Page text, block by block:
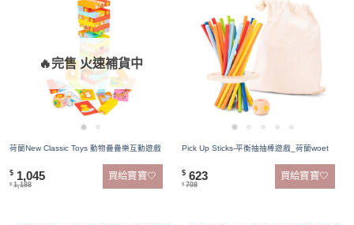
🔥完售 火速補貨中
荷蘭New Classic Toys 動物疊疊樂互動遊戲
$ 1,045
$ 1,188
買給寶寶🤍
Pick Up Sticks-平衡抽抽棒遊戲_荷蘭woet
$ 623
$ 708
買給寶寶🤍